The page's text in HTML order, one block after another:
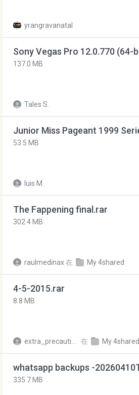
yrangravanatal
137.0 MB
Tales S.
53.5 MB
luis M.
The Fappening final.rar
302.4 MB
raulmedinax在 My 4shared
4-5-2015.rar
8.8 MB
在 My 4shared
335.7 MB